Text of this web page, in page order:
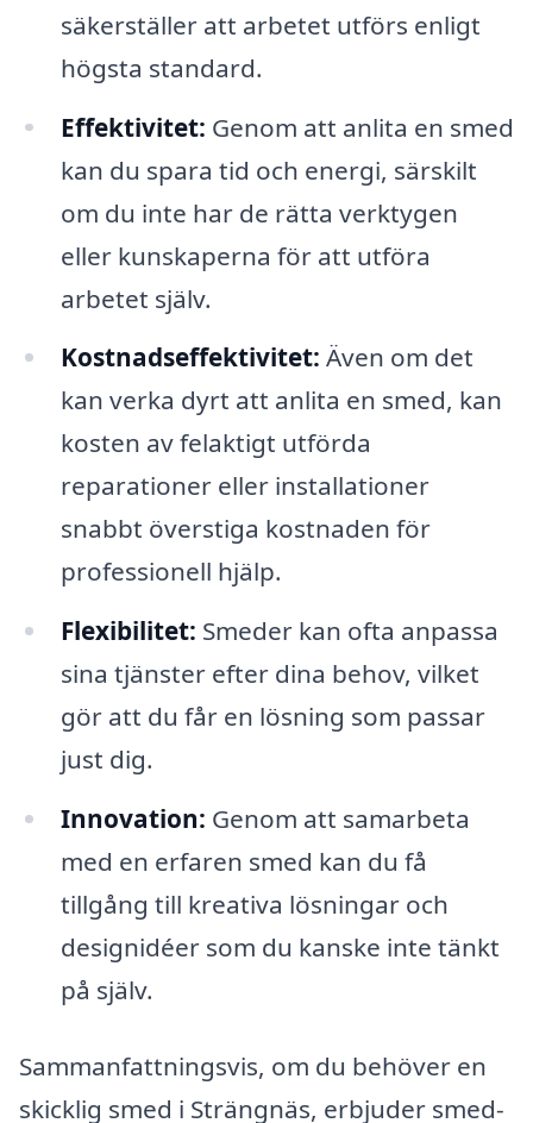
säkerställer att arbetet utförs enligt
högsta standard.
Effektivitet: Genom att anlita en smed
kan du spara tid och energi, särskilt
om du inte har de rätta verktygen
eller kunskaperna för att utföra
arbetet själv.
Kostnadseffektivitet: Även om det
kan verka dyrt att anlita en smed, kan
kosten av felaktigt utförda
reparationer eller installationer
snabbt överstiga kostnaden för
professionell hjälp.
Flexibilitet: Smeder kan ofta anpassa
sina tjänster efter dina behov, vilket
gör att du får en lösning som passar
just dig.
Innovation: Genom att samarbeta
med en erfaren smed kan du få
tillgång till kreativa lösningar och
designidéer som du kanske inte tänkt
på själv.
Sammanfattningsvis, om du behöver en
skicklig smed i Strängnäs, erbjuder smed-